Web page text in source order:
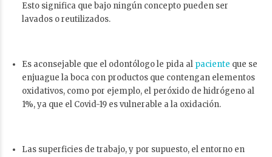
Esto significa que bajo ningún concepto pueden ser
lavados o reutilizados.
Es aconsejable que el odontólogo le pida al paciente que se
enjuague la boca con productos que contengan elementos
oxidativos, como por ejemplo, el peróxido de hidrógeno al
1%, ya que el Covid-19 es vulnerable a la oxidación.
Las superficies de trabajo, y por supuesto, el entorno en